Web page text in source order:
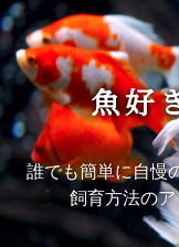
魚好
誰でも簡単に自慢
飼育方法のア